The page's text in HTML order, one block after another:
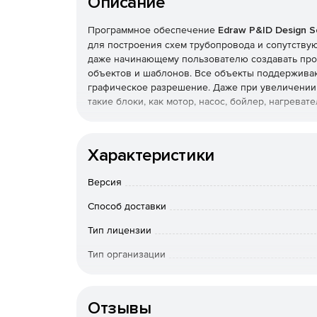
Программное обеспечение Edraw P&ID Design
для построения схем трубопровода и
даже начинающему пользователю создавать
объектов и шаблонов. Все объекты
графическое разрешение. Даже при
такие блоки, как мотор, насос, бойлер,
имеют текстовые описания, что очень удобно
выбрать другой стиль объектов и диаграмм,
инженерных и технических диаграммах.
так что пользователь может выбрать любой из
позволит превратить статическую схему в
Характеристики
Версия
Способ доставки
Тип лицензии
Тип организации
Отзывы